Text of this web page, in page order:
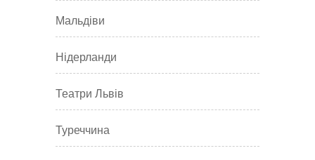
Мальдіви
Нідерланди
Театри Львів
Туреччина